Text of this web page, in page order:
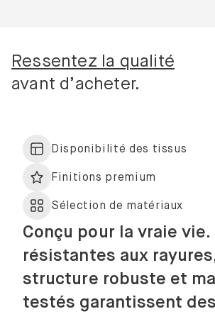
Ressentez la qualité
avant d’acheter.
Disponibilité des tissus
Finitions premium
Sélection de matériaux
Conçu pour la vraie
résistantes aux
structure robuste et
testés garantissent